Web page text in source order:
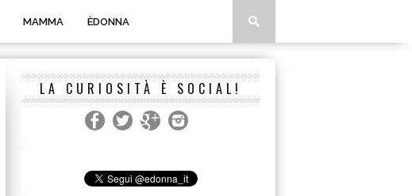
MAMMA ÈDONNA
LA CURIOSITÀ È SOCIAL!